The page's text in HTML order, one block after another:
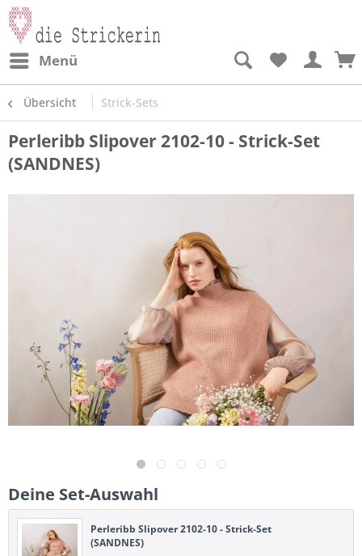
Menü
Übersicht Strick-Sets
Perleribb Slipover 2102-10 - Strick-Set
(SANDNES)
Deine Set-Auswahl
Perleribb Slipover 2102-10 - Strick-Set
(SANDNES)